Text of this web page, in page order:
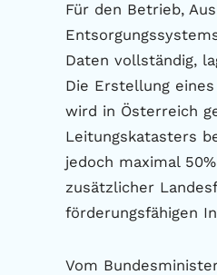
Für den Betrieb,
Daten vollständig,
Die Erstellung
wird in Österreich
Leitungskatasters
jedoch maximal
zusätzlicher
förderungsfähigen
Vom